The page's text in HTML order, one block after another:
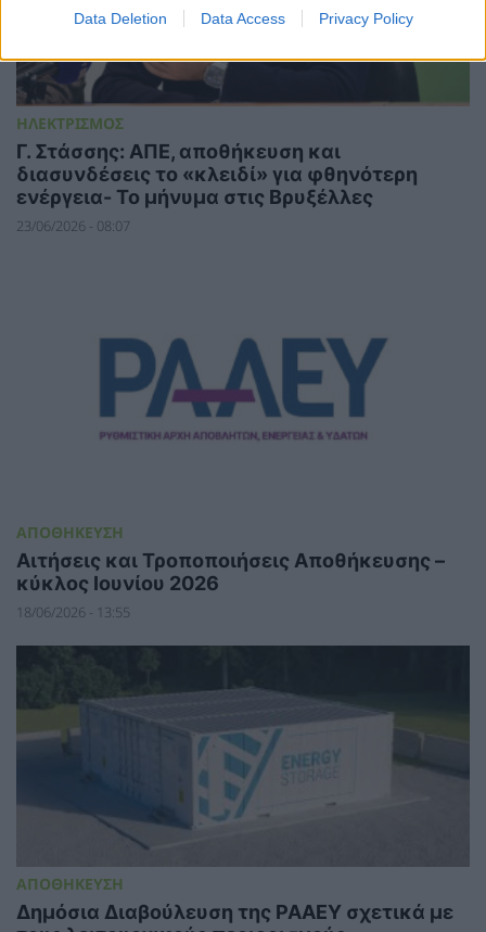
Data Deletion Data Access Privacy Policy
ΗΛΕΚΤΡΙΣΜΟΣ
Γ. Στάσσης: ΑΠΕ, αποθήκευση και
διασυνδέσεις το «κλειδί» για φθηνότερη
ενέργεια- Το μήνυμα στις Βρυξέλλες
23/06/2026 - 08:07
ΑΠΟΘΗΚΕΥΣΗ
Αιτήσεις και Τροποποιήσεις Αποθήκευσης –
κύκλος Ιουνίου 2026
18/06/2026 - 13:55
ΑΠΟΘΗΚΕΥΣΗ
Δημόσια Διαβούλευση της ΡΑΑΕΥ σχετικά με